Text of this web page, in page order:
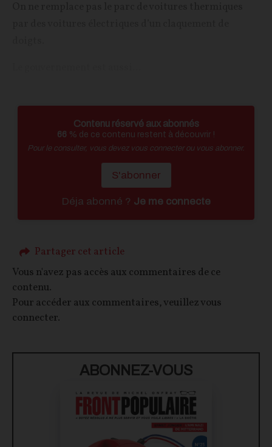
Contenu réservé aux abonnés
66 % de ce contenu restent à découvrir !
Pour le consulter, vous devez vous connecter ou vous abonner.
S'abonner
Déja abonné ? Je me connecte
Partager cet article
Vous n'avez pas accès aux commentaires de ce
contenu.
Pour accéder aux commentaires, veuillez vous
connecter.
ABONNEZ-VOUS